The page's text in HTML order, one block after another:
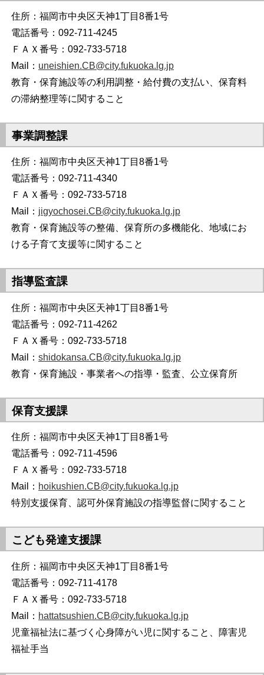
住所：福岡市中央区天神1丁目8番1号
電話番号：092-711-4245
ＦＡＸ番号：092-733-5718
Mail： uneishien.CB@city.fukuoka.lg.jp
教育・保育施設等の利用調整・給付費の支払い、保育料
の滞納整理等に関すること
事業調整課
住所：福岡市中央区天神1丁目8番1号
電話番号：092-711-4340
ＦＡＸ番号：092-733-5718
Mail： jigyochosei.CB@city.fukuoka.lg.jp
教育・保育施設等の整備、保育所の多機能化、地域にお
ける子育て支援等に関すること
指導監査課
住所：福岡市中央区天神1丁目8番1号
電話番号：092-711-4262
ＦＡＸ番号：092-733-5718
Mail：shidokansa.CB@city.fukuoka.lg.jp
教育・保育施設・事業者への指導・監査、公立保育所
保育支援課
住所：福岡市中央区天神1丁目8番1号
電話番号：092-711-4596
ＦＡＸ番号：092-733-5718
Mail： hoikushien.CB@city.fukuoka.lg.jp
特別支援保育、認可外保育施設の指導監督に関すること
こども発達支援課
住所：福岡市中央区天神1丁目8番1号
電話番号：092-711-4178
ＦＡＸ番号：092-733-5718
Mail： hattatsushien.CB@city.fukuoka.lg.jp
児童福祉法に基づく心身障がい児に関すること、障害児
福祉手当